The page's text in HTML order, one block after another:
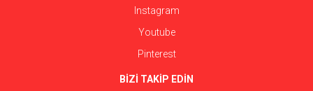
Instagram
Youtube
Pinterest
BİZİ TAKİP EDİN